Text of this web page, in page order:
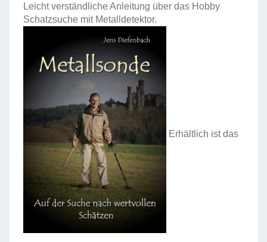
Leicht verständliche Anleitung über das Hobby
Schatzsuche mit Metalldetektor.
Erhältlich ist das